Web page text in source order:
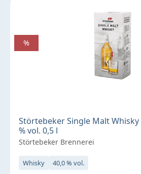
Störtebeker Single Malt Whisky
% vol. 0,5 l
Störtebeker Brennerei
Whisky 40,0 % vol.
%